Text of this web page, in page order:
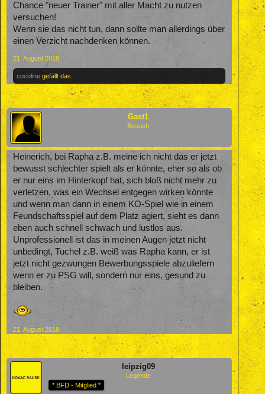
Chance "neuer Trainer" mit aller Macht zu nutzen
versuchen!
Wenn sie das nicht tun, dann sollte man allerdings über
einen Verzicht nachdenken können.
21. August 2018
cocoline gefällt das.
Gast1
Besuch
Heinerich, bei Rapha z.B. meine ich nicht das er jetzt
bewusst schlechter spielt als er könnte, eher so als ob
er nur eins im Hinterkopf hat, sich bloß nicht mehr zu
verletzen, was ein Wechsel entgegen wirken könnte
und wenn man dann in einem KO-Spiel wie in einem
Feundschaftsspiel auf dem Platz agiert, sieht es dann
eben auch schnell schwach und lustlos aus.
Unprofessionell ist das in meinen Augen jetzt nicht
unbedingt, Tuchel z.B. weiß was Rapha kann, er ist
jetzt nicht gezwungen Bewerbungsspiele abzuliefern
wenn er zu PSG will, sondern nur eins, gesund zu
bleiben.
21. August 2018
leipzig09
Legende
* BFD - Mitglied *